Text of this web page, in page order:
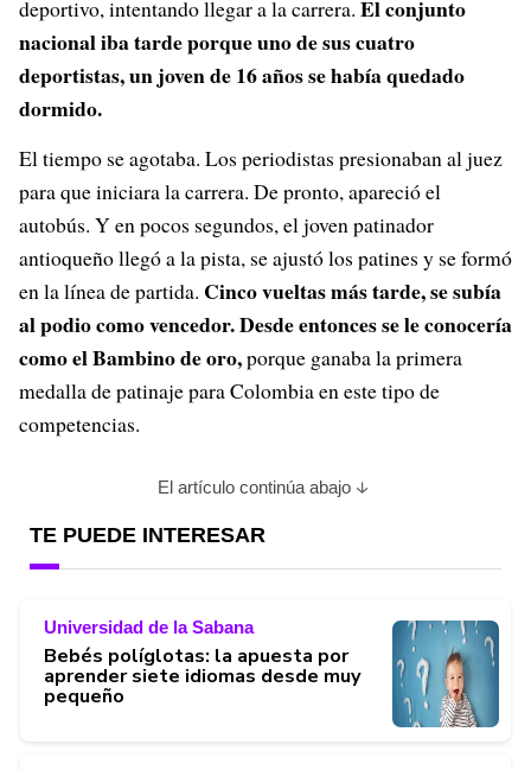
deportivo, intentando llegar a la carrera. El conjunto
nacional iba tarde porque uno de sus cuatro
deportistas, un joven de 16 años se había quedado
dormido.
El tiempo se agotaba. Los periodistas presionaban al juez
para que iniciara la carrera. De pronto, apareció el
autobús. Y en pocos segundos, el joven patinador
antioqueño llegó a la pista, se ajustó los patines y se formó
en la línea de partida. Cinco vueltas más tarde, se subía
al podio como vencedor. Desde entonces se le conocería
como el Bambino de oro,porque ganaba la primera
medalla de patinaje para Colombia en este tipo de
competencias.
El artículo continúa abajo
TE PUEDE INTERESAR
Universidad de la Sabana
Bebés políglotas: la apuesta por
aprender siete idiomas desde muy
pequeño